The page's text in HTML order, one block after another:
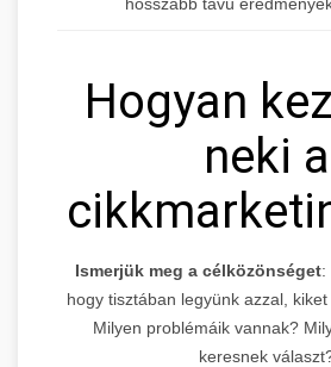
Hogyan
neki a
Ismerjük meg a célközönséget:
hogy tisztában legyünk azzal,
Milyen problémáik vannak?
keresnek